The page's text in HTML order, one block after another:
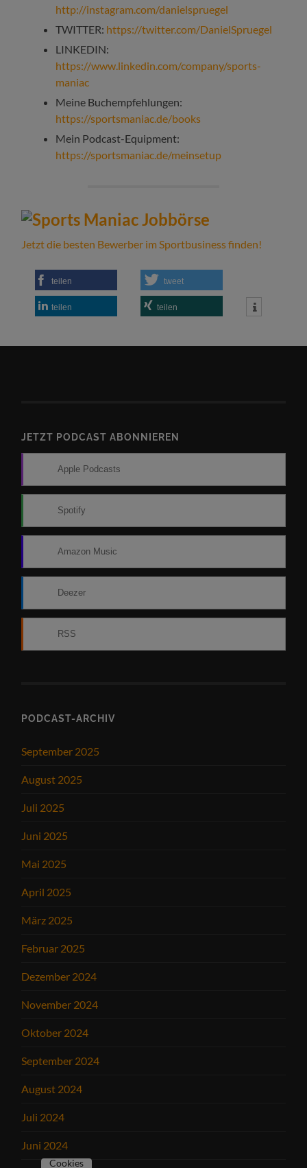
http://instagram.com/danielspruegel
TWITTER: https://twitter.com/DanielSpruegel
LINKEDIN:
https://www.linkedin.com/company/sports-
maniac
Meine Buchempfehlungen:
https://sportsmaniac.de/books
Mein Podcast-Equipment:
https://sportsmaniac.de/meinsetup
Jetzt die besten Bewerber im Sportbusiness finden!
teilen tweet
teilen teilen
JETZT PODCAST ABONNIEREN
Apple Podcasts
Spotify
Amazon Music
Deezer
RSS
PODCAST-ARCHIV
September 2025
August 2025
Juli 2025
Juni 2025
Mai 2025
April 2025
März 2025
Februar 2025
Dezember 2024
November 2024
Oktober 2024
September 2024
August 2024
Juli 2024
Juni 2024
Cookies